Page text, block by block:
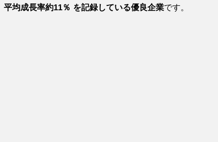
平均成長率約11％ を記録している優良企業です。